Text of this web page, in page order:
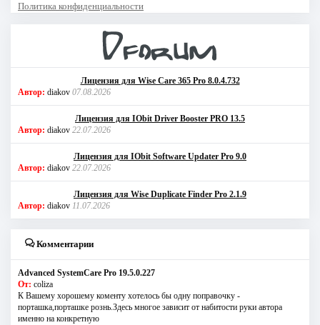
Политика конфиденциальности
Лицензия для Wise Care 365 Pro 8.0.4.732
Автор: diakov 07.08.2026
Лицензия для IObit Driver Booster PRO 13.5
Автор: diakov 22.07.2026
Лицензия для IObit Software Updater Pro 9.0
Автор: diakov 22.07.2026
Лицензия для Wise Duplicate Finder Pro 2.1.9
Автор: diakov 11.07.2026
Комментарии
Advanced SystemCare Pro 19.5.0.227
От: coliza
К Вашему хорошему коменту хотелось бы одну поправочку -
порташка,порташке рознь.Здесь многое зависит от набитости руки автора
именно на конкретную